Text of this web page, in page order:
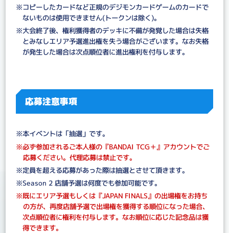
※コピーしたカードなど正規のデジモンカードゲームのカードで
ないものは使用できません(トークンは除く)。
※大会終了後、権利獲得者のデッキに不備が発覚した場合は失格
とみなしエリア予選進出権を失う場合がございます。なお失格
が発生した場合は次点順位者に進出権利を付与します。
応募注意事項
※本イベントは「抽選」です。
※必ず参加されるご本人様の『BANDAI TCG＋』アカウントでご
応募ください。代理応募は禁止です。
※定員を超える応募があった際は抽選とさせて頂きます。
※Season 2 店舗予選は何度でも参加可能です。
※既にエリア予選もしくは『JAPAN FINALS』の出場権をお持ち
の方が、再度店舗予選で出場権を獲得する順位になった場合、
次点順位者に権利を付与します。なお順位に応じた記念品は獲
得できます。